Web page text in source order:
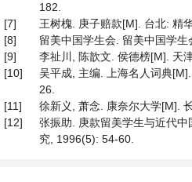
182.
[7]
王树槐. 庚子赔款[M]. 台北: 精
[8]
留美中国学生会. 留美中国学
[9]
李祉川, 陈歆文. 侯德榜[M]. 天
[10]
吴平成, 主编. 上海名人词典
26.
[11]
徐新义, 萧念. 康奈尔大学[M].
[12]
张振助. 庚款留美学生与近代
究, 1996(5): 54-60.